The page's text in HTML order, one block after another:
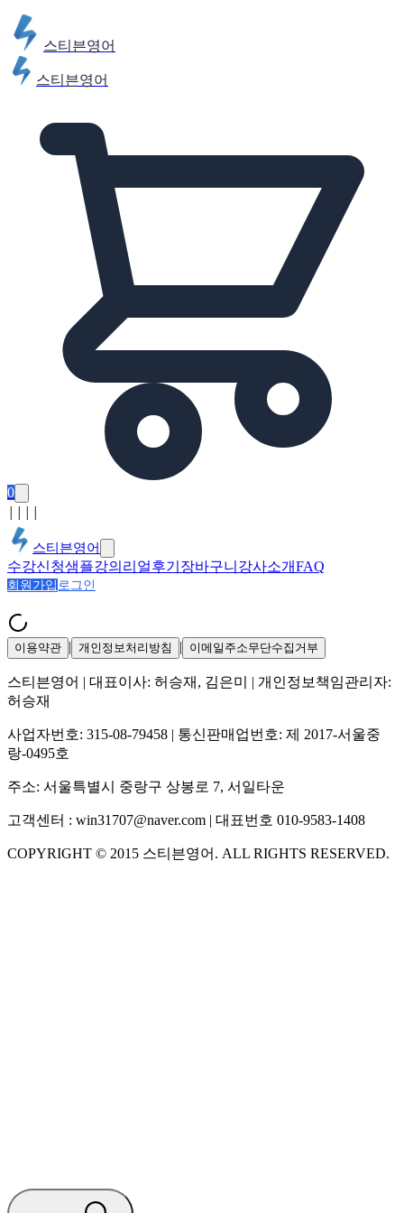
스티븐영어
스티븐영어
0
스티븐영어
수강신청샘플강의 리얼후기 장바구니 강사소개FAQ
회원가입 로그인
이용약관 | 개인정보처리방침 | 이메일주소무단수집거부
스티븐영어 | 대표이사: 허승재, 김은미
| 개인정보책임관리자:
허승재
사업자번호: 315-08-79458 | 통신판매업번호: 제 2017-서울중
랑-0495호
주소: 서울특별시 중랑구 상봉로 7, 서일타운
고객센터 : win31707@naver.com | 대표번호 010-9583-1408
COPYRIGHT © 2015 스티븐영어 . ALL RIGHTS RESERVED.